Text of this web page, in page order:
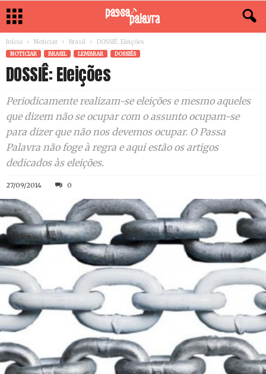
Início Noticiar Brasil DOSSIÊ: Eleições
NOTICIAR BRASIL LEMBRAR DOSSIÊS
DOSSIÊ: Eleições
Periodicamente realizam-se eleições e mesmo aqueles
que dizem não se ocupar com o assunto ocupam-se
para dizer que não nos devemos ocupar. O Passa
Palavra não foge à regra e aqui estão os artigos
dedicados às eleições.
27/09/2014 0